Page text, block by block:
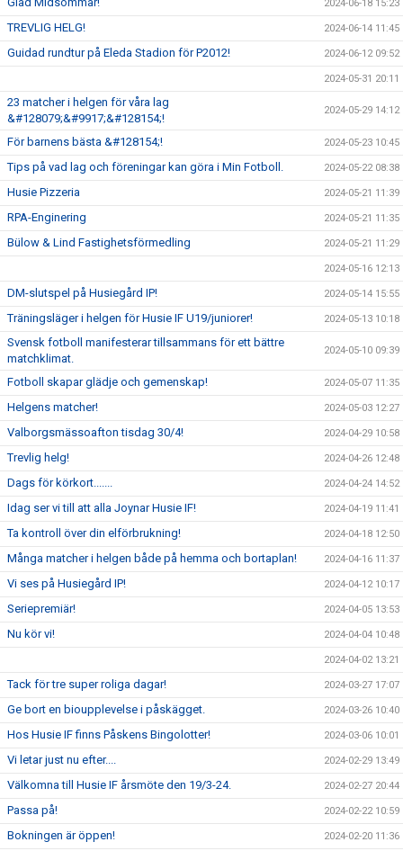
2024-06-18 15:23
TREVLIG HELG! 2024-06-14 11:45
Guidad rundtur på Eleda Stadion för P2012! 2024-06-12 09:52
2024-05-31 20:11
23 matcher i helgen för våra lag
&#128079;&#9917;&#128154;!
2024-05-29 14:12
För barnens bästa &#128154;! 2024-05-23 10:45
Tips på vad lag och föreningar kan göra i Min Fotboll. 2024-05-22 08:38
Husie Pizzeria 2024-05-21 11:39
RPA-Enginering 2024-05-21 11:35
Bülow & Lind Fastighetsförmedling 2024-05-21 11:29
2024-05-16 12:13
DM-slutspel på Husiegård IP! 2024-05-14 15:55
Träningsläger i helgen för Husie IF U19/juniorer! 2024-05-13 10:18
Svensk fotboll manifesterar tillsammans för ett bättre
matchklimat.
2024-05-10 09:39
Fotboll skapar glädje och gemenskap! 2024-05-07 11:35
Helgens matcher! 2024-05-03 12:27
Valborgsmässoafton tisdag 30/4! 2024-04-29 10:58
Trevlig helg! 2024-04-26 12:48
Dags för körkort....... 2024-04-24 14:52
Idag ser vi till att alla Joynar Husie IF! 2024-04-19 11:41
Ta kontroll över din elförbrukning! 2024-04-18 12:50
Många matcher i helgen både på hemma och bortaplan! 2024-04-16 11:37
Vi ses på Husiegård IP! 2024-04-12 10:17
Seriepremiär! 2024-04-05 13:53
Nu kör vi! 2024-04-04 10:48
2024-04-02 13:21
Tack för tre super roliga dagar! 2024-03-27 17:07
Ge bort en bioupplevelse i påskägget. 2024-03-26 10:40
Hos Husie IF finns Påskens Bingolotter! 2024-03-06 10:01
Vi letar just nu efter.... 2024-02-29 13:49
Välkomna till Husie IF årsmöte den 19/3-24. 2024-02-27 20:44
Passa på! 2024-02-22 10:59
Bokningen är öppen! 2024-02-20 11:36